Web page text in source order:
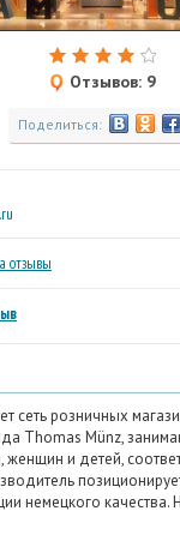
Отзывов: 9
Поделиться:
отзывы
сеть розничных
Thomas Münz,
женщин и детей,
немецкого качества.